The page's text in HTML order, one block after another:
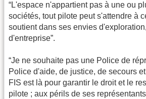
“L'espace n'appartient pas à une ou
sociétés, tout pilote peut s'attendre à
soutient dans ses envies
d'entreprise”.
“Je ne souhaite pas une Police de
Police d'aide, de justice, de secours
FIS est là pour garantir le droit et le
pilote ; aux périls de ses